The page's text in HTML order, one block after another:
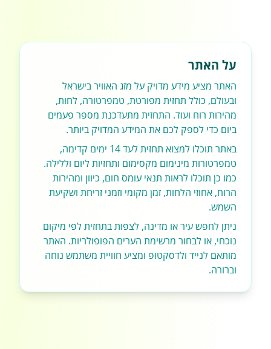
על האתר
האתר מציע מידע מדויק על מזג האוויר בישראל
ובעולם, כולל תחזית מפורטת, טמפרטורה, לחות,
מהירות רוח ועוד. התחזית מתעדכנת מספר פעמים
ביום כדי לספק לכם את המידע המדויק ביותר.
באתר תוכלו למצוא תחזית לעד 14 ימים קדימה,
טמפרטורות מינימום מקסימום ותחזיות ליום וללילה.
כמו כן תוכלו לראות תנאי עומס חום, כיוון ומהירות
הרוח, אחוזי הלחות, זמן מקומי וזמני זריחת ושקיעת
השמש.
ניתן לחפש עיר או מדינה, לצפות בתחזית לפי מיקום
נוכחי, או לבחור מרשימת הערים הפופולריות. האתר
מותאם לנייד ולדסקטופ ומציע חוויית משתמש נוחה
וברורה.